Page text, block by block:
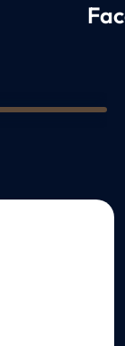
4 5